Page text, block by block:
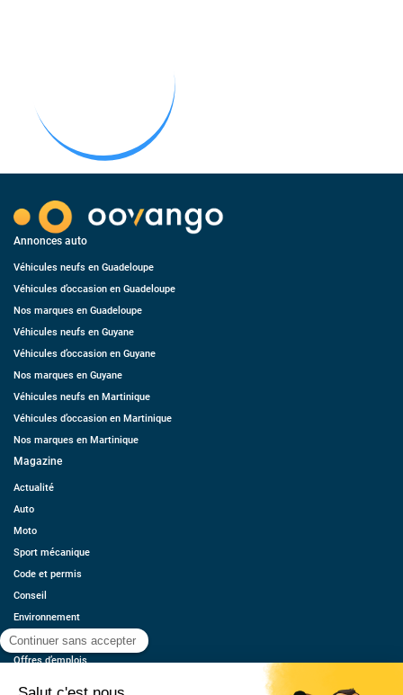
Annonces auto
Véhicules neufs en Guadeloupe
Véhicules d’occasion en Guadeloupe
Nos marques en Guadeloupe
Véhicules neufs en Guyane
Véhicules d’occasion en Guyane
Nos marques en Guyane
Véhicules neufs en Martinique
Véhicules d’occasion en Martinique
Nos marques en Martinique
Magazine
Actualité
Auto
Moto
Sport mécanique
Code et permis
Conseil
Environnement
Économie
Offres d’emplois